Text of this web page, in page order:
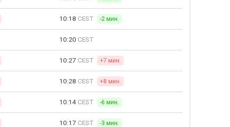
10:18 CEST -2 мин.
10:20 CEST
10:27 CEST +7 мин.
10:28 CEST +8 мин.
10:14 CEST -6 мин.
10:17 CEST -3 мин.